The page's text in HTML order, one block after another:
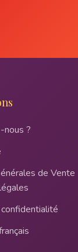
nous ?
de Vente